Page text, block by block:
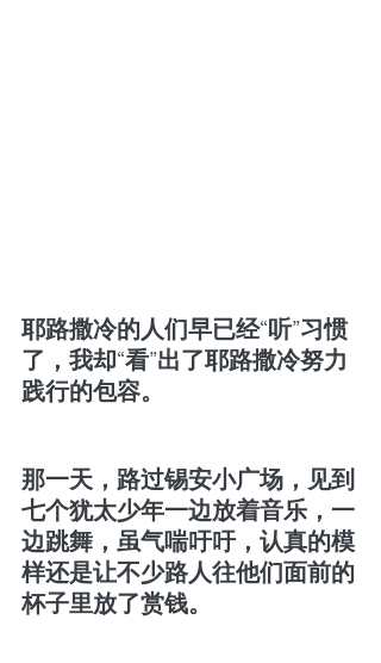
耶路撒冷的人们早已经“听”习惯
了，我却“看”出了耶路撒冷努力
践行的包容。
那一天，路过锡安小广场，见到
七个犹太少年一边放着音乐，一
边跳舞，虽气喘吁吁，认真的模
样还是让不少路人往他们面前的
杯子里放了赏钱。